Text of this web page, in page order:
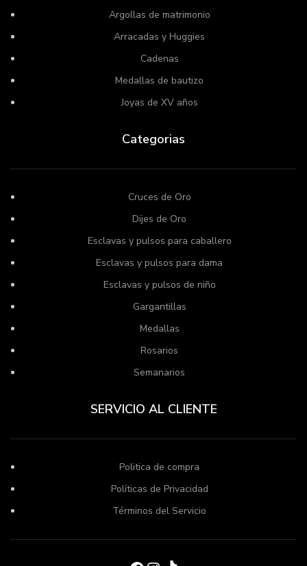
Argollas de matrimonio
Arracadas y Huggies
Cadenas
Medallas de bautizo
Joyas de XV años
Categorias
Cruces de Oro
Dijes de Oro
Esclavas y pulsos para caballero
Esclavas y pulsos para dama
Esclavas y pulsos de niño
Gargantillas
Medallas
Rosarios
Semanarios
SERVICIO AL CLIENTE
Politica de compra
Políticas de Privacidad
Términos del Servicio